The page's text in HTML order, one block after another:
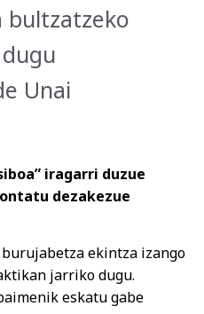
bultzatzeko
Unai
iragarri duzue
dezakezue
ekintza izango
jarriko dugu.
eskatu gabe